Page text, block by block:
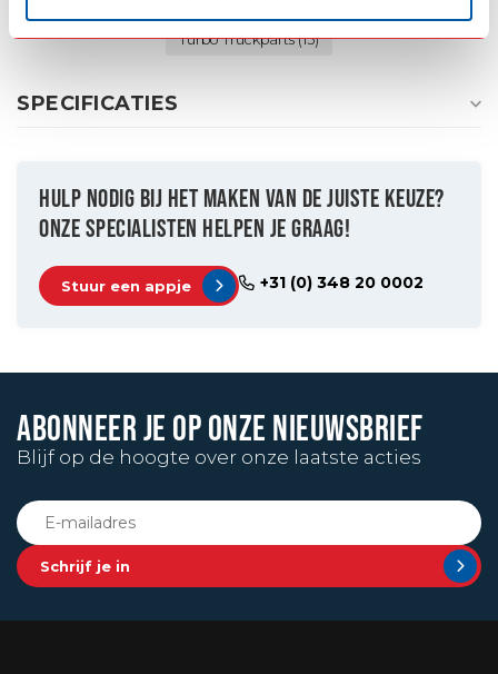
Turbo Truckparts(15)
SPECIFICATIES
HULP NODIG BIJ HET MAKEN VAN DE JUISTE KEUZE?
ONZE SPECIALISTEN HELPEN JE GRAAG!
Stuur een appje +31 (0) 348 20 0002
ABONNEER JE OP ONZE NIEUWSBRIEF
Blijf op de hoogte over onze laatste acties
Schrijf je in